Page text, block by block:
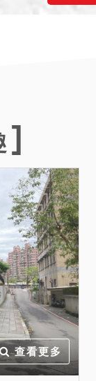
分別標
：
定後塗
查明債務
，並注意
條之1第3
。
華民國
3次拍
分開始投
查看更多